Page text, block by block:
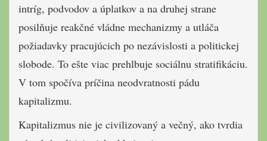
intríg, podvodov a úplatkov a na druhej strane
posilňuje reakčné vládne mechanizmy a utláča
požiadavky pracujúcich po nezávislosti a politickej
slobode. To ešte viac prehlbuje sociálnu stratifikáciu.
V tom spočíva príčina neodvratnosti pádu
kapitalizmu.
Kapitalizmus nie je civilizovaný a večný, ako tvrdia